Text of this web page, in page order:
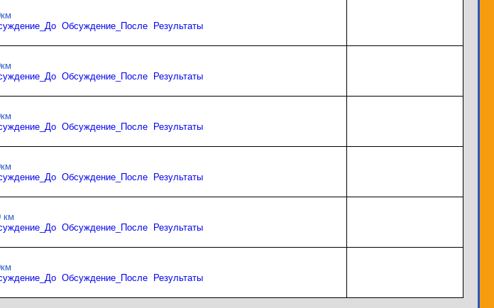
Обсуждение_После Результаты
Обсуждение_После Результаты
Обсуждение_После Результаты
Обсуждение_После Результаты
км
Обсуждение_После Результаты
Обсуждение_После Результаты